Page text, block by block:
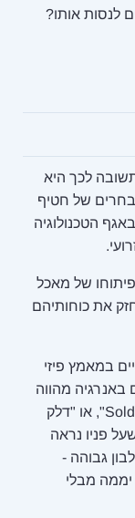
לנסות אותו?
לכך היא
של חטיף
הטכנולוגיה
של מאכל
את כוחותיהם
במאמץ פיזי
באנרגיה מהווה
אתגר. כאן בדיוק נכנס לתמונה ה-"Soldier Fuel", או "דלק
פניו נראה
גבוהה -
מבלי